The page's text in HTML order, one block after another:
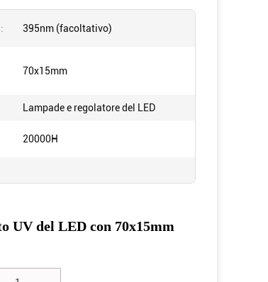
395nm (facoltativo)
70x15mm
Lampade e regolatore del LED
20000H
UV del LED con 70x15mm